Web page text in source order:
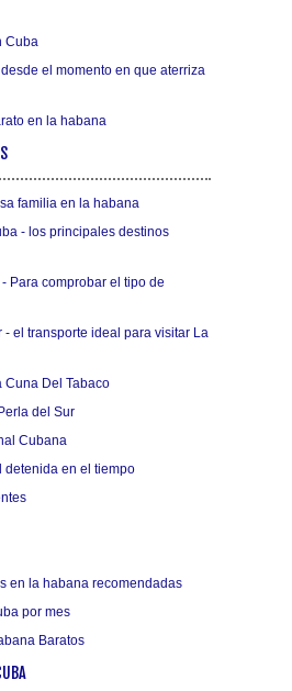
Cuba
el momento en que aterriza
en la habana
familia en la habana
- los principales destinos
Para comprobar el tipo de
- el transporte ideal para visitar La
Cuna Del Tabaco
del Sur
Cubana
detenida en el tiempo
en la habana recomendadas
por mes
Baratos